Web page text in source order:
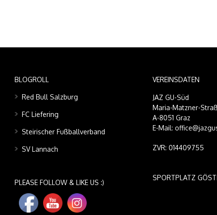
BLOGROLL
Red Bull Salzburg
FC Liefering
Steirischer Fußballverband
SV Lannach
PLEASE FOLLOW & LIKE US :)
VEREINSDATEN
JAZ GU-Süd
Maria-Matzner-
A-8051 Graz
E-Mail:
ZVR: 014409755
SPORTPLATZ